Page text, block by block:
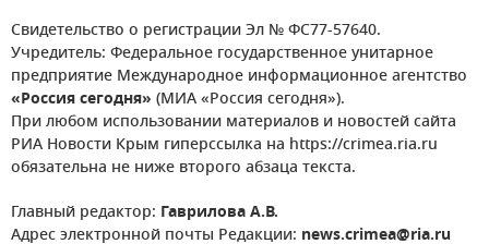
Свидетельство о регистрации Эл № ФС77-57640.
Учредитель: Федеральное государственное унитарное
предприятие Международное информационное агентство
«Россия сегодня» (МИА «Россия сегодня»).
При любом использовании материалов и новостей сайта
РИА Новости Крым гиперссылка на https://crimea.ria.ru
обязательна не ниже второго абзаца текста.
Главный редактор: Гаврилова А.В.
Адрес электронной почты Редакции: news.crimea@ria.ru